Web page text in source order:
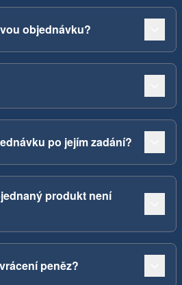
objednávku?
po jejím zadání?
produkt není
peněz?